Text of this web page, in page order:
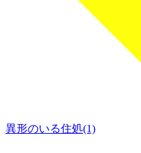
異形のいる住処(1)